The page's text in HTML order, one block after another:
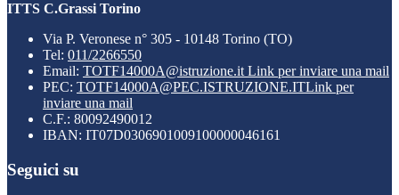
ITTS C.Grassi Torino
Via P. Veronese n° 305 - 10148 Torino (TO)
Tel: 011/2266550
Email: TOTF14000A@istruzione.it Link per inviare una mail
PEC: TOTF14000A@PEC.ISTRUZIONE.ITLink per
inviare una mail
C.F.: 80092490012
IBAN: IT07D0306901009100000046161
Seguici su